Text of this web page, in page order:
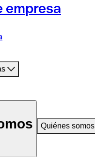
empresa
Quiénes somos